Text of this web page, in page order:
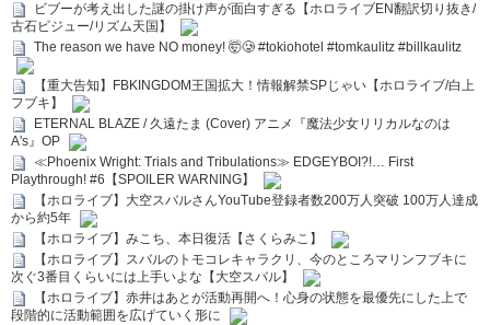
ビブーが考え出した謎の掛け声が面白すぎる【ホロライブEN翻訳切り抜き/
古石ビジュー/リズム天国】
The reason we have NO money! 🤯🥲 #tokiohotel #tomkaulitz #billkaulitz
【重大告知】FBKINGDOM王国拡大！情報解禁SPじゃい【ホロライブ/白上
フブキ】
ETERNAL BLAZE / 久遠たま (Cover) アニメ『魔法少女リリカルなのは
A's』OP
≪Phoenix Wright: Trials and Tribulations≫ EDGEYBOI?!… First
Playthrough! #6【SPOILER WARNING】
【ホロライブ】大空スバルさんYouTube登録者数200万人突破 100万人達成
から約5年
【ホロライブ】みこち、本日復活【さくらみこ】
【ホロライブ】スバルのトモコレキャラクリ、今のところマリンフブキに
次ぐ3番目くらいには上手いよな【大空スバル】
【ホロライブ】赤井はあとが活動再開へ！心身の状態を最優先にした上で
段階的に活動範囲を広げていく形に